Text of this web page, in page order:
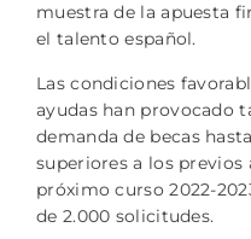
muestra de la apuesta
el talento español.
Las condiciones
ayudas han provocado
demanda de becas
superiores a los previos
próximo curso 2022-
de 2.000 solicitudes.